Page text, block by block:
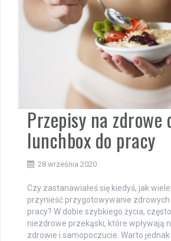
Przepisy na zdrowe
lunchbox do pracy
28 września 2020
Czy zastanawiałeś się kiedyś, jak
przynieść przygotowywanie
pracy? W dobie szybkiego życia,
niezdrowe przekąski, które wpływają
zdrowie i samopoczucie. Warto